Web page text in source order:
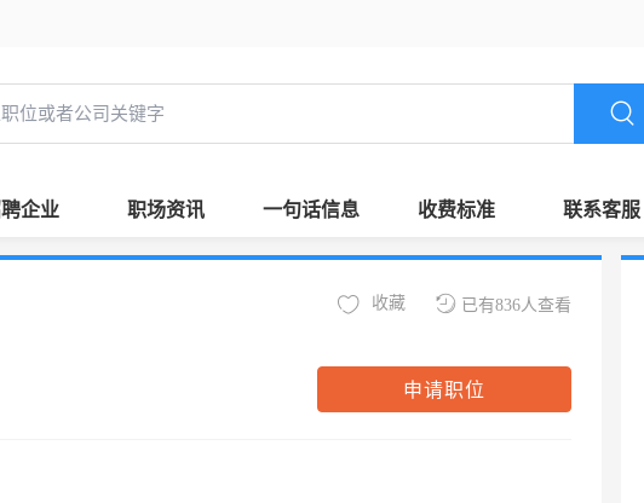
企业 职场资讯 一句话信息 收费标准 联系客服
已有836人查看
收藏
申请职位